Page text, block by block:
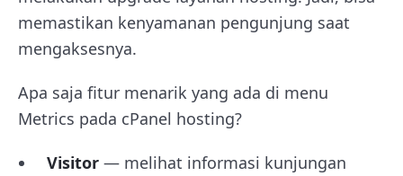
memastikan kenyamanan pengunjung saat
mengaksesnya.
Apa saja fitur menarik yang ada di menu
Metrics pada cPanel hosting?
Visitor — melihat informasi kunjungan